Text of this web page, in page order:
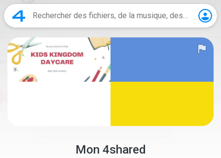
Mon 4shared